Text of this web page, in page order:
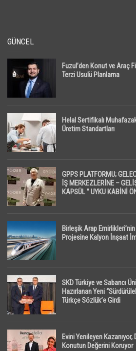
GÜNCEL
Fuzul’den Konut ve Araç
Terzi Usulü Planlama
Helal Sertifikalı
Üretim Standartları
GPPS PLATFORMU;
İŞ MERKEZLERİNE –
KAPSÜL ” UYKU KABİNİ
Birleşik Arap
Projesine Kalyon İnşaat
SKD Türkiye ve Sabancı
Hazırlanan Yeni
Türkçe Sözlük’e Girdi
Evini Yenileyen
Konutun Değerini Koruyor